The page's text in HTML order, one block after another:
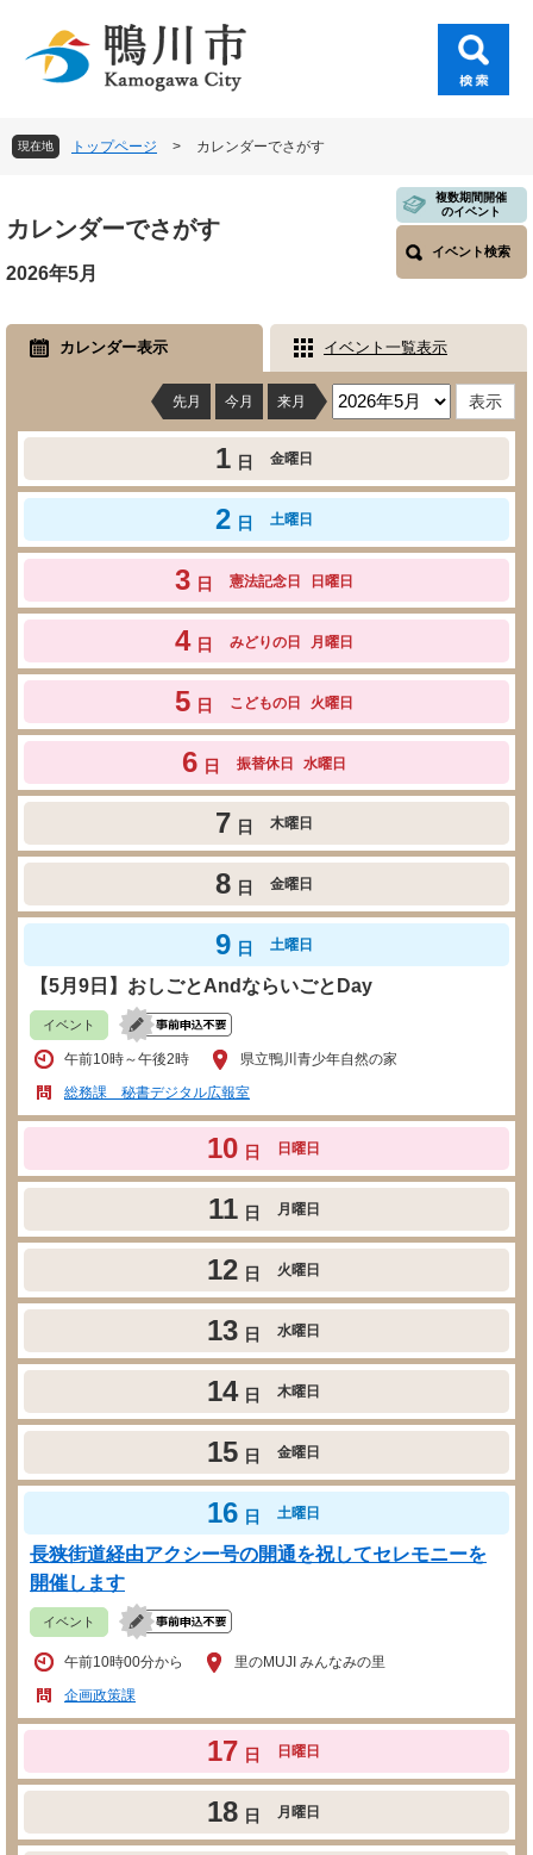
頭
で
飛
ば
本
文
現在地 トップページ > カレンダーでさがす
文
カレンダーでさがす
複数期間開催
のイベント
イベント検索
2026年5月
カレンダー表示 イベント一覧表示
先月 今月 来月
1 日 金曜日
2 日 土曜日
3 日 憲法記念日 日曜日
4 日 みどりの日 月曜日
5 日 こどもの日 火曜日
6 日 振替休日 水曜日
7 日 木曜日
8 日 金曜日
9 日 土曜日
【5月9日】おしごとAndならいごとDay
イベント
午前10時～午後2時
県立鴨川青少年自然の家
総務課 秘書デジタル広報室
10 日 日曜日
11 日 月曜日
12 日 火曜日
13 日 水曜日
14 日 木曜日
15 日 金曜日
16 日 土曜日
長狭街道経由アクシー号の開通を祝してセレモニーを
開催します
イベント
午前10時00分から
里のMUJI みんなみの里
企画政策課
17 日 日曜日
18 日 月曜日